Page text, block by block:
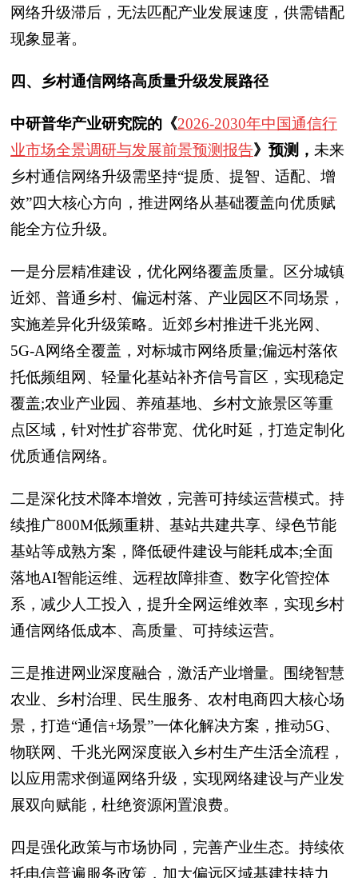
网络升级滞后，无法匹配产业发展速度，供需错配
现象显著。
四、乡村通信网络高质量升级发展路径
中研普华产业研究院的《2026-2030年中国通信行
业市场全景调研与发展前景预测报告》预测， 未来
乡村通信网络升级需坚持“提质、提智、适配、增
效”四大核心方向，推进网络从基础覆盖向优质赋
能全方位升级。
一是分层精准建设，优化网络覆盖质量。区分城镇
近郊、普通乡村、偏远村落、产业园区不同场景，
实施差异化升级策略。近郊乡村推进千兆光网、
5G-A网络全覆盖，对标城市网络质量;偏远村落依
托低频组网、轻量化基站补齐信号盲区，实现稳定
覆盖;农业产业园、养殖基地、乡村文旅景区等重
点区域，针对性扩容带宽、优化时延，打造定制化
优质通信网络。
二是深化技术降本增效，完善可持续运营模式。持
续推广800M低频重耕、基站共建共享、绿色节能
基站等成熟方案，降低硬件建设与能耗成本;全面
落地AI智能运维、远程故障排查、数字化管控体
系，减少人工投入，提升全网运维效率，实现乡村
通信网络低成本、高质量、可持续运营。
三是推进网业深度融合，激活产业增量。围绕智慧
农业、乡村治理、民生服务、农村电商四大核心场
景，打造“通信+场景”一体化解决方案，推动5G、
物联网、千兆光网深度嵌入乡村生产生活全流程，
以应用需求倒逼网络升级，实现网络建设与产业发
展双向赋能，杜绝资源闲置浪费。
四是强化政策与市场协同，完善产业生态。持续依
托电信普遍服务政策，加大偏远区域基建扶持力